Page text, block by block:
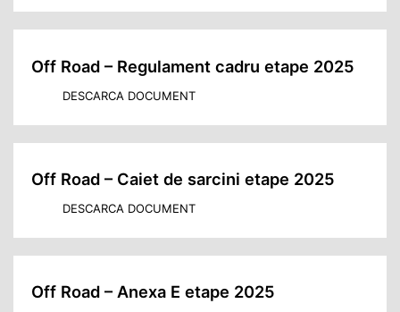
Off Road – Regulament cadru etape 2025
DESCARCA DOCUMENT
Off Road – Caiet de sarcini etape 2025
DESCARCA DOCUMENT
Off Road – Anexa E etape 2025